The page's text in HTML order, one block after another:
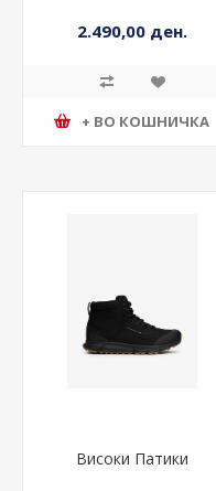
2.490,00 ден.
+ ВО КОШНИЧКА
Високи Патики